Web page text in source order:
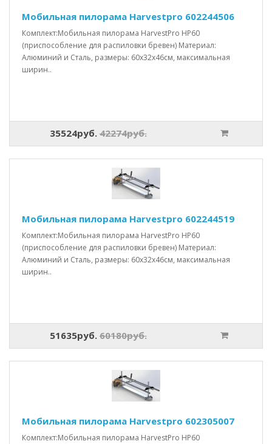
Мобильная пилорама Harvestpro 602244506
Комплект:Мобильная пилорама HarvestPro HP60
(приспособление для распиловки бревен) Материал:
Алюминий и Сталь, размеры: 60x32x46см, максимальная
ширин..
35524руб. 42274руб.
Мобильная пилорама Harvestpro 602244519
Комплект:Мобильная пилорама HarvestPro HP60
(приспособление для распиловки бревен) Материал:
Алюминий и Сталь, размеры: 60x32x46см, максимальная
ширин..
51635руб. 60180руб.
Мобильная пилорама Harvestpro 602305007
Комплект:Мобильная пилорама HarvestPro HP60